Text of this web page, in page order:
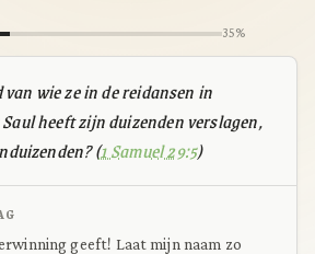
35%
wie ze in de reidansen in
heeft zijn duizenden verslagen,
(1 Samuel 29:5)
geeft! Laat mijn naam zo